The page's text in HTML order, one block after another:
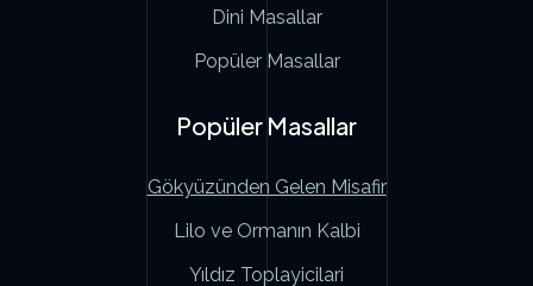
Dini Masallar
Popüler Masallar
Popüler Masallar
Gökyüzünden Gelen Misafir
Lilo ve Ormanın Kalbi
Yıldız Toplayicilari